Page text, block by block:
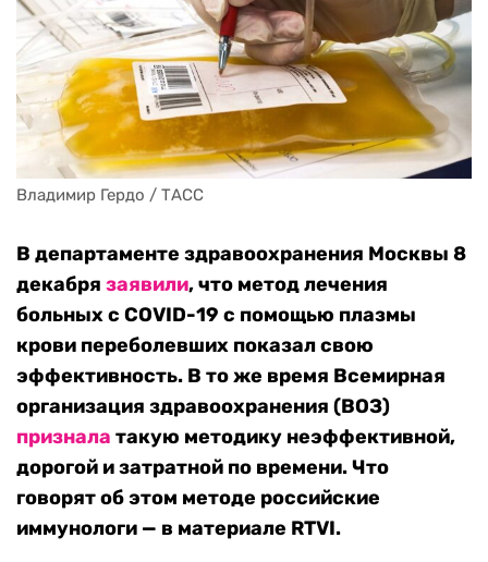
Владимир Гердо / ТАСС
В департаменте здравоохранения Москвы 8
декабря заявили, что метод лечения
больных с COVID-19 с помощью плазмы
крови переболевших показал свою
эффективность. В то же время Всемирная
организация здравоохранения (ВОЗ)
признала такую методику неэффективной,
дорогой и затратной по времени. Что
говорят об этом методе российские
иммунологи — в материале RTVI.